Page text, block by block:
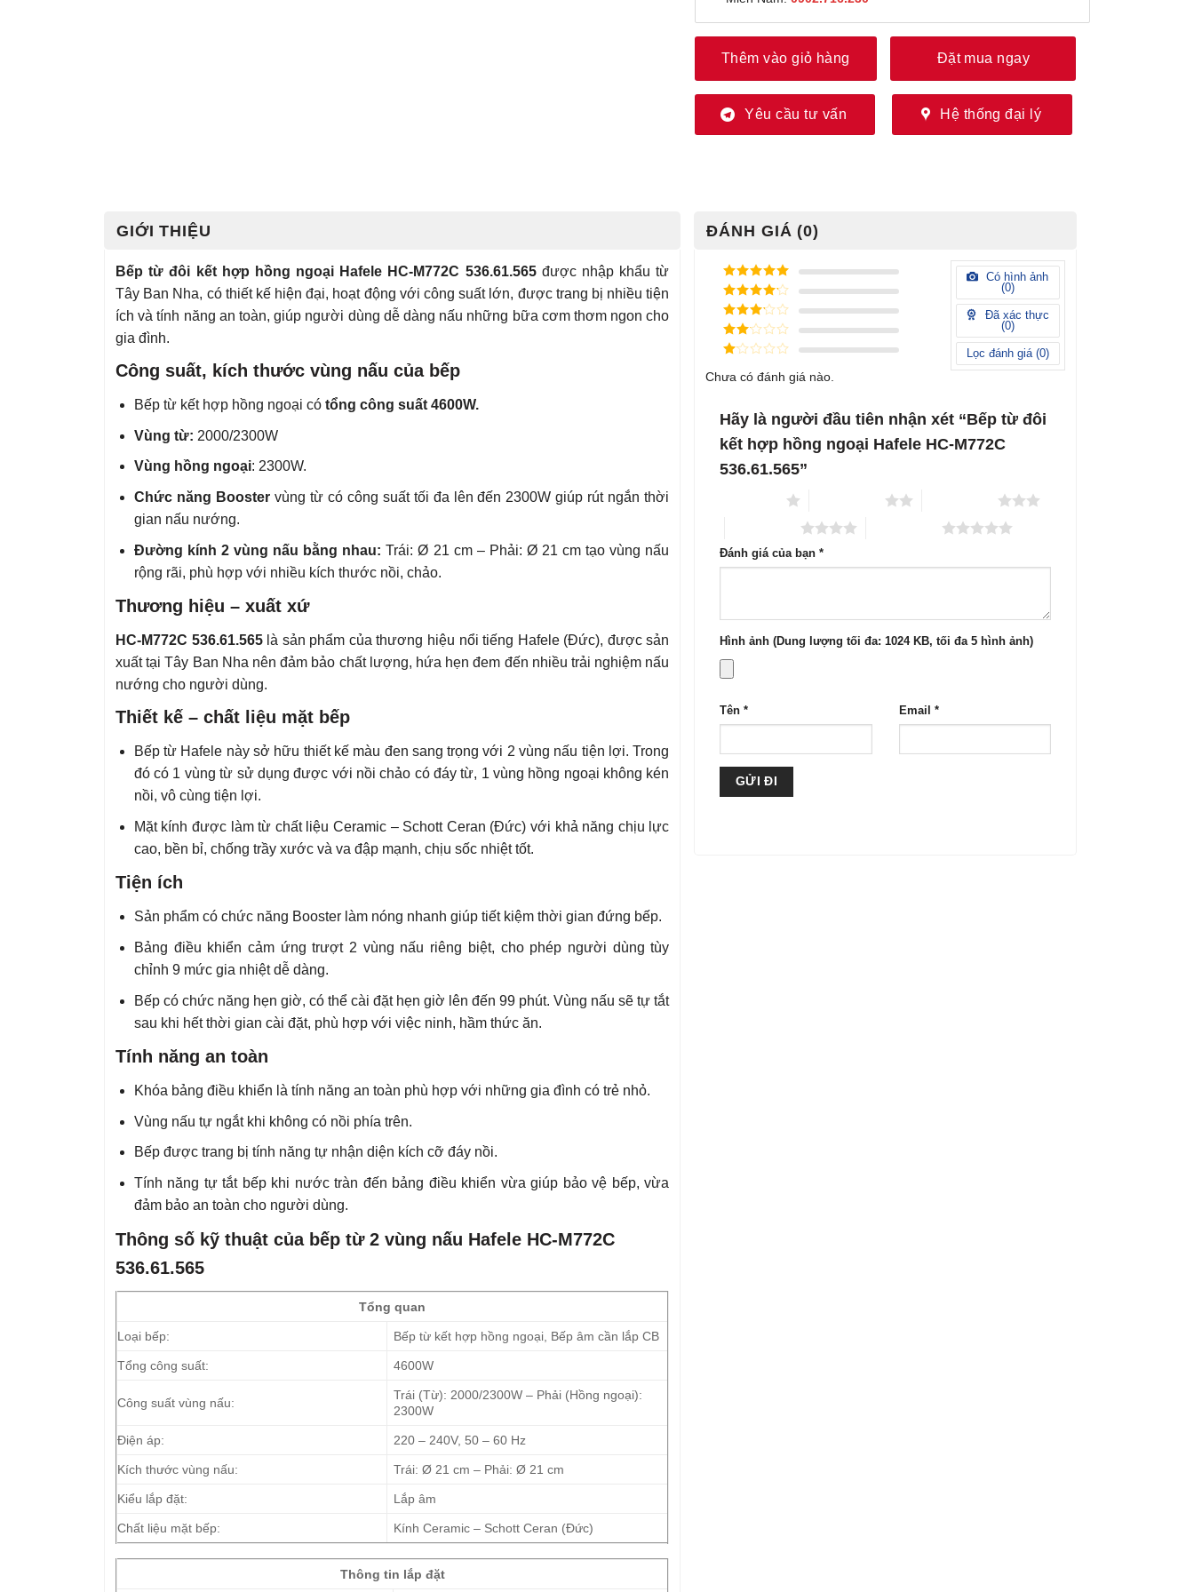
Thêm vào giỏ hàng Đặt mua ngay
Yêu cầu tư vấn Hệ thống đại lý
GIỚI THIỆU
Bếp từ đôi kết hợp hồng ngoại Hafele HC-M772C 536.61.565được nhập khẩu từ
Tây Ban Nha, có thiết kế hiện đại, hoạt động với công suất lớn, được trang bị nhiều tiện
ích và tính năng an toàn, giúp người dùng dễ dàng nấu những bữa cơm thơm ngon cho
gia đình.
Công suất, kích thước vùng nấu của bếp
Bếp từ kết hợp hồng ngoại có tổng công suất 4600W.
Vùng từ: 2000/2300W
Vùng hồng ngoại: 2300W.
Chức năng Boostervùng từ có công suất tối đa lên đến 2300W giúp rút ngắn thời
gian nấu nướng.
Đường kính 2 vùng nấu bằng nhau: Trái: Ø 21 cm – Phải: Ø 21 cm tạo vùng nấu
rộng rãi, phù hợp với nhiều kích thước nồi, chảo.
Thương hiệu – xuất xứ
HC-M772C 536.61.565là sản phẩm của thương hiệu nổi tiếng Hafele (Đức), được sản
xuất tại Tây Ban Nha nên đảm bảo chất lượng, hứa hẹn đem đến nhiều trải nghiệm nấu
nướng cho người dùng.
Thiết kế – chất liệu mặt bếp
Bếp từ Hafele này sở hữu thiết kế màu đen sang trọng với 2 vùng nấu tiện lợi. Trong
đó có 1 vùng từ sử dụng được với nồi chảo có đáy từ, 1 vùng hồng ngoại không kén
nồi, vô cùng tiện lợi.
Mặt kính được làm từ chất liệu Ceramic – Schott Ceran (Đức) với khả năng chịu lực
cao, bền bỉ, chống trầy xước và va đập mạnh, chịu sốc nhiệt tốt.
Tiện ích
Sản phẩm có chức năng Booster làm nóng nhanh giúp tiết kiệm thời gian đứng bếp.
Bảng điều khiển cảm ứng trượt 2 vùng nấu riêng biệt, cho phép người dùng tùy
chỉnh 9 mức gia nhiệt dễ dàng.
Bếp có chức năng hẹn giờ, có thể cài đặt hẹn giờ lên đến 99 phút. Vùng nấu sẽ tự tắt
sau khi hết thời gian cài đặt, phù hợp với việc ninh, hầm thức ăn.
Tính năng an toàn
Khóa bảng điều khiển là tính năng an toàn phù hợp với những gia đình có trẻ nhỏ.
Vùng nấu tự ngắt khi không có nồi phía trên.
Bếp được trang bị tính năng tự nhận diện kích cỡ đáy nồi.
Tính năng tự tắt bếp khi nước tràn đến bảng điều khiển vừa giúp bảo vệ bếp, vừa
đảm bảo an toàn cho người dùng.
Thông số kỹ thuật của bếp từ 2 vùng nấu Hafele HC-M772C
536.61.565
Tổng quan
Loại bếp: Bếp từ kết hợp hồng ngoại, Bếp âm cần lắp CB
Tổng công suất: 4600W
Công suất vùng nấu:
Trái (Từ): 2000/2300W – Phải (Hồng ngoại):
2300W
Điện áp: 220 – 240V, 50 – 60 Hz
Kích thước vùng nấu: Trái: Ø 21 cm – Phải: Ø 21 cm
Kiểu lắp đặt: Lắp âm
Chất liệu mặt bếp: Kính Ceramic – Schott Ceran (Đức)
Thông tin lắp đặt
ĐÁNH GIÁ (0)
Được xếp
hạng
5
5
sao
Được xếp
hạng
4
5
sao
Được
xếp
hạng3
Được
hạng
2 5
xếp
5
Có hình ảnh
(0)
Đã xác thực
(0)
Lọc đánh giá (0)
Chưa có đánh giá nào.
Hãy là người đầu tiên nhận xét “Bếp từ đôi
kết hợp hồng ngoại Hafele HC-M772C
536.61.565”
Đánh giá của bạn*
Hình ảnh (Dung lượng tối đa: 1024 KB, tối đa 5 hình ảnh)
Tên* Email *